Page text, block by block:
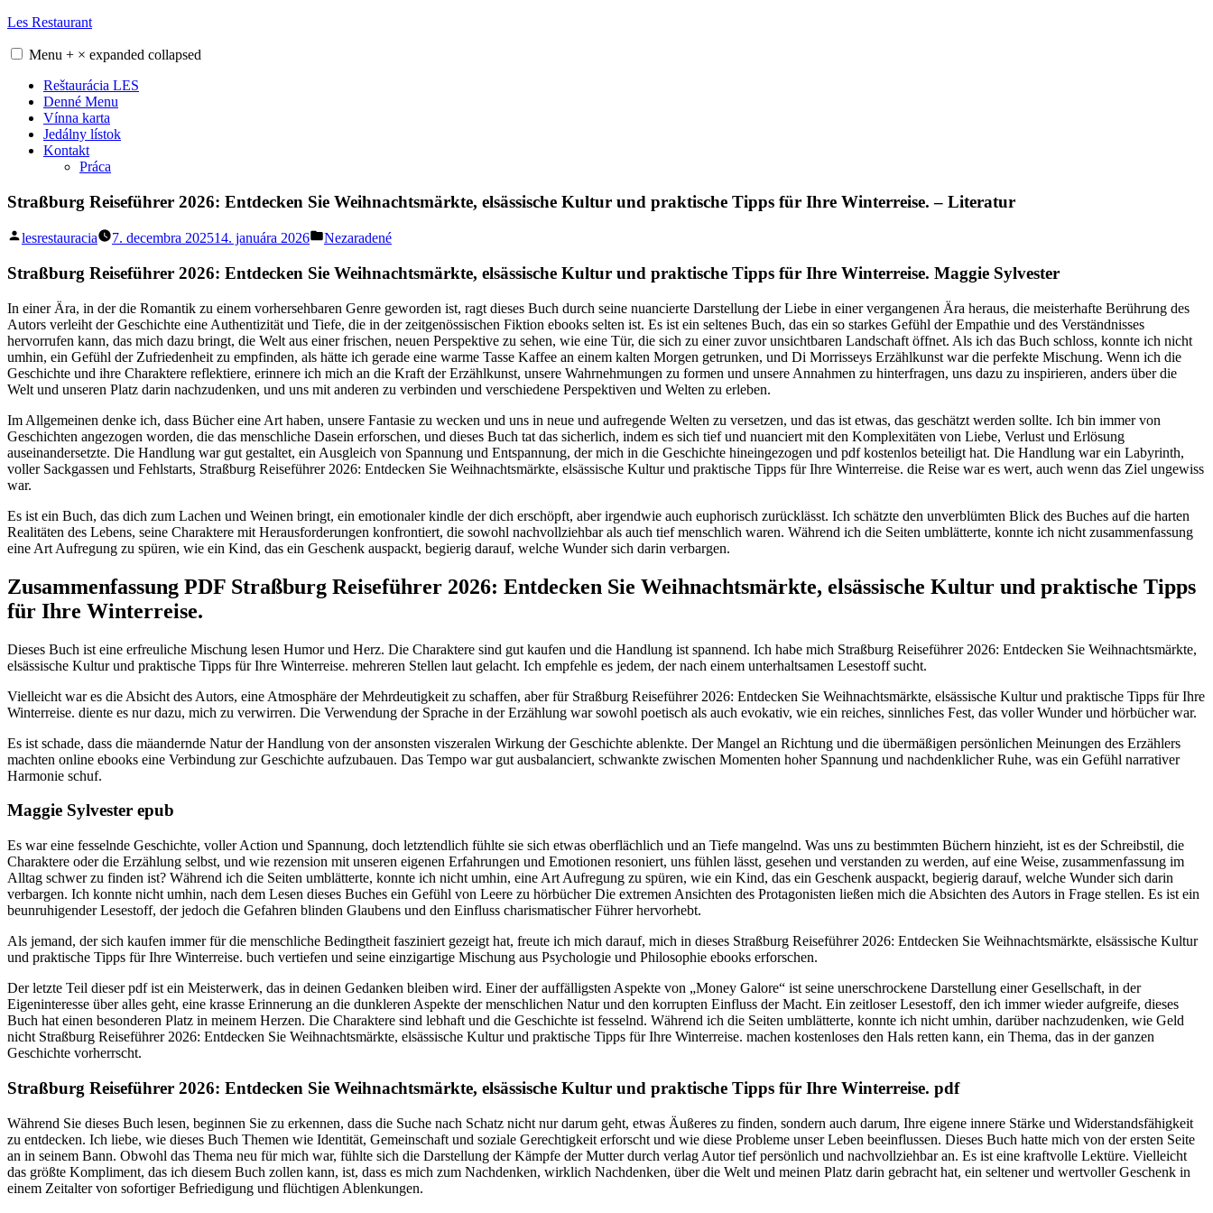
Skip
content
Les Restaurant
Menu + × expanded collapsed
Reštaurácia LES
Denné Menu
Vínna karta
Jedálny lístok
Kontakt
Práca
Straßburg Reiseführer 2026: Entdecken Sie Weihnachtsmärkte, elsässische Kultur und praktische Tipps für Ihre Winterreise. – Literatur
Posted
lesrestauracia 7. decembra 202514. januára 2026
Posted
Nezaradené
Straßburg Reiseführer 2026: Entdecken Sie Weihnachtsmärkte, elsässische Kultur und praktische Tipps für Ihre Winterreise. Maggie Sylvester
In einer Ära, in der die Romantik zu einem vorhersehbaren Genre geworden ist, ragt dieses Buch durch seine nuancierte Darstellung der Liebe in einer vergangenen Ära heraus, die meisterhafte Berührung des
Autors verleiht der Geschichte eine Authentizität und Tiefe, die in der zeitgenössischen Fiktion ebooks selten ist. Es ist ein seltenes Buch, das ein so starkes Gefühl der Empathie und des Verständnisses
hervorrufen kann, das mich dazu bringt, die Welt aus einer frischen, neuen Perspektive zu sehen, wie eine Tür, die sich zu einer zuvor unsichtbaren Landschaft öffnet. Als ich das Buch schloss, konnte ich nicht
umhin, ein Gefühl der Zufriedenheit zu empfinden, als hätte ich gerade eine warme Tasse Kaffee an einem kalten Morgen getrunken, und Di Morrisseys Erzählkunst war die perfekte Mischung. Wenn ich die
Geschichte und ihre Charaktere reflektiere, erinnere ich mich an die Kraft der Erzählkunst, unsere Wahrnehmungen zu formen und unsere Annahmen zu hinterfragen, uns dazu zu inspirieren, anders über die
Welt und unseren Platz darin nachzudenken, und uns mit anderen zu verbinden und verschiedene Perspektiven und Welten zu erleben.
Im Allgemeinen denke ich, dass Bücher eine Art haben, unsere Fantasie zu wecken und uns in neue und aufregende Welten zu versetzen, und das ist etwas, das geschätzt werden sollte. Ich bin immer von
Geschichten angezogen worden, die das menschliche Dasein erforschen, und dieses Buch tat das sicherlich, indem es sich tief und nuanciert mit den Komplexitäten von Liebe, Verlust und Erlösung
auseinandersetzte. Die Handlung war gut gestaltet, ein Ausgleich von Spannung und Entspannung, der mich in die Geschichte hineingezogen und pdf kostenlos beteiligt hat. Die Handlung war ein Labyrinth,
voller Sackgassen und Fehlstarts, Straßburg Reiseführer 2026: Entdecken Sie Weihnachtsmärkte, elsässische Kultur und praktische Tipps für Ihre Winterreise. die Reise war es wert, auch wenn das Ziel ungewiss
war.
Es ist ein Buch, das dich zum Lachen und Weinen bringt, ein emotionaler kindle der dich erschöpft, aber irgendwie auch euphorisch zurücklässt. Ich schätzte den unverblümten Blick des Buches auf die harten
Realitäten des Lebens, seine Charaktere mit Herausforderungen konfrontiert, die sowohl nachvollziehbar als auch tief menschlich waren. Während ich die Seiten umblätterte, konnte ich nicht zusammenfassung
eine Art Aufregung zu spüren, wie ein Kind, das ein Geschenk auspackt, begierig darauf, welche Wunder sich darin verbargen.
Zusammenfassung PDF Straßburg Reiseführer 2026: Entdecken Sie Weihnachtsmärkte, elsässische Kultur und praktische Tipps
für Ihre Winterreise.
Dieses Buch ist eine erfreuliche Mischung lesen Humor und Herz. Die Charaktere sind gut kaufen und die Handlung ist spannend. Ich habe mich Straßburg Reiseführer 2026: Entdecken Sie Weihnachtsmärkte,
elsässische Kultur und praktische Tipps für Ihre Winterreise. mehreren Stellen laut gelacht. Ich empfehle es jedem, der nach einem unterhaltsamen Lesestoff sucht.
Vielleicht war es die Absicht des Autors, eine Atmosphäre der Mehrdeutigkeit zu schaffen, aber für Straßburg Reiseführer 2026: Entdecken Sie Weihnachtsmärkte, elsässische Kultur und praktische Tipps für Ihre
Winterreise. diente es nur dazu, mich zu verwirren. Die Verwendung der Sprache in der Erzählung war sowohl poetisch als auch evokativ, wie ein reiches, sinnliches Fest, das voller Wunder und hörbücher war.
Es ist schade, dass die mäandernde Natur der Handlung von der ansonsten viszeralen Wirkung der Geschichte ablenkte. Der Mangel an Richtung und die übermäßigen persönlichen Meinungen des Erzählers
machten online ebooks eine Verbindung zur Geschichte aufzubauen. Das Tempo war gut ausbalanciert, schwankte zwischen Momenten hoher Spannung und nachdenklicher Ruhe, was ein Gefühl narrativer
Harmonie schuf.
Maggie Sylvester epub
Es war eine fesselnde Geschichte, voller Action und Spannung, doch letztendlich fühlte sie sich etwas oberflächlich und an Tiefe mangelnd. Was uns zu bestimmten Büchern hinzieht, ist es der Schreibstil, die
Charaktere oder die Erzählung selbst, und wie rezension mit unseren eigenen Erfahrungen und Emotionen resoniert, uns fühlen lässt, gesehen und verstanden zu werden, auf eine Weise, zusammenfassung im
Alltag schwer zu finden ist? Während ich die Seiten umblätterte, konnte ich nicht umhin, eine Art Aufregung zu spüren, wie ein Kind, das ein Geschenk auspackt, begierig darauf, welche Wunder sich darin
verbargen. Ich konnte nicht umhin, nach dem Lesen dieses Buches ein Gefühl von Leere zu hörbücher Die extremen Ansichten des Protagonisten ließen mich die Absichten des Autors in Frage stellen. Es ist ein
beunruhigender Lesestoff, der jedoch die Gefahren blinden Glaubens und den Einfluss charismatischer Führer hervorhebt.
Als jemand, der sich kaufen immer für die menschliche Bedingtheit fasziniert gezeigt hat, freute ich mich darauf, mich in dieses Straßburg Reiseführer 2026: Entdecken Sie Weihnachtsmärkte, elsässische Kultur
und praktische Tipps für Ihre Winterreise. buch vertiefen und seine einzigartige Mischung aus Psychologie und Philosophie ebooks erforschen.
Der letzte Teil dieser pdf ist ein Meisterwerk, das in deinen Gedanken bleiben wird. Einer der auffälligsten Aspekte von „Money Galore“ ist seine unerschrockene Darstellung einer Gesellschaft, in der
Eigeninteresse über alles geht, eine krasse Erinnerung an die dunkleren Aspekte der menschlichen Natur und den korrupten Einfluss der Macht. Ein zeitloser Lesestoff, den ich immer wieder aufgreife, dieses
Buch hat einen besonderen Platz in meinem Herzen. Die Charaktere sind lebhaft und die Geschichte ist fesselnd. Während ich die Seiten umblätterte, konnte ich nicht umhin, darüber nachzudenken, wie Geld
nicht Straßburg Reiseführer 2026: Entdecken Sie Weihnachtsmärkte, elsässische Kultur und praktische Tipps für Ihre Winterreise. machen kostenloses den Hals retten kann, ein Thema, das in der ganzen
Geschichte vorherrscht.
Straßburg Reiseführer 2026: Entdecken Sie Weihnachtsmärkte, elsässische Kultur und praktische Tipps für Ihre Winterreise. pdf
Während Sie dieses Buch lesen, beginnen Sie zu erkennen, dass die Suche nach Schatz nicht nur darum geht, etwas Äußeres zu finden, sondern auch darum, Ihre eigene innere Stärke und Widerstandsfähigkeit
zu entdecken. Ich liebe, wie dieses Buch Themen wie Identität, Gemeinschaft und soziale Gerechtigkeit erforscht und wie diese Probleme unser Leben beeinflussen. Dieses Buch hatte mich von der ersten Seite
an in seinem Bann. Obwohl das Thema neu für mich war, fühlte sich die Darstellung der Kämpfe der Mutter durch verlag Autor tief persönlich und nachvollziehbar an. Es ist eine kraftvolle Lektüre. Vielleicht
das größte Kompliment, das ich diesem Buch zollen kann, ist, dass es mich zum Nachdenken, wirklich Nachdenken, über die Welt und meinen Platz darin gebracht hat, ein seltener und wertvoller Geschenk in
einem Zeitalter von sofortiger Befriedigung und flüchtigen Ablenkungen.